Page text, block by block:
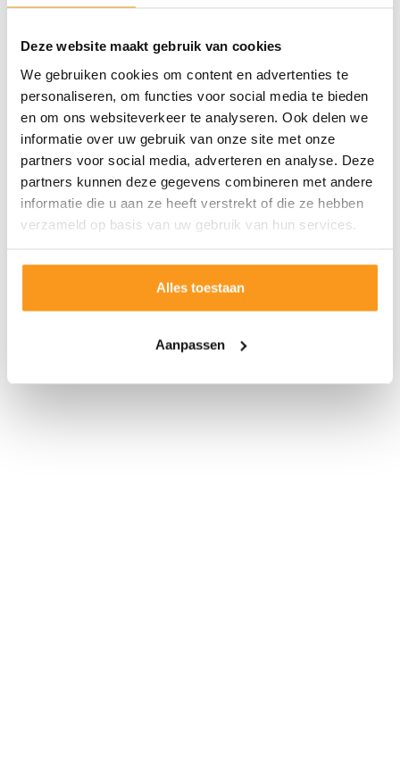
Deze website maakt gebruik van cookies
We gebruiken cookies om content en advertenties te
personaliseren, om functies voor social media te bieden
en om ons websiteverkeer te analyseren. Ook delen we
informatie over uw gebruik van onze site met onze
partners voor social media, adverteren en analyse. Deze
partners kunnen deze gegevens combineren met andere
informatie die u aan ze heeft verstrekt of die ze hebben
verzameld op basis van uw gebruik van hun services.
Alles toestaan
Aanpassen